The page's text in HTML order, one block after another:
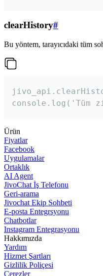
clearHistory#
Bu yöntem, tarayıcıdaki tüm
Ürün
Fiyatlar
Facebook
Uygulamalar
Ortaklık
AI Agent
JivoChat İş Telefonu
Geri-arama
Jivochat Ekip Sohbeti
E-posta Entegrsyonu
Chatbotlar
Instagram Entegrasyonu
Hakkımızda
Yardım
Hizmet Şartları
Gizlilik Poliçesi
Çerezler